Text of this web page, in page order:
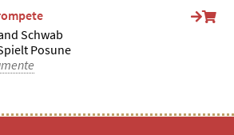
Schwab
Posune